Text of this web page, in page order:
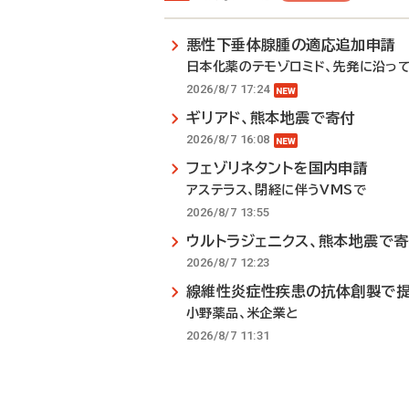
悪性下垂体腺腫の適応追加申請
日本化薬のテモゾロミド、先発に沿って
2026/8/7 17:24
ギリアド、熊本地震で寄付
2026/8/7 16:08
フェゾリネタントを国内申請
アステラス、閉経に伴うVMSで
2026/8/7 13:55
ウルトラジェニクス、熊本地震で
2026/8/7 12:23
線維性炎症性疾患の抗体創製で
小野薬品、米企業と
2026/8/7 11:31